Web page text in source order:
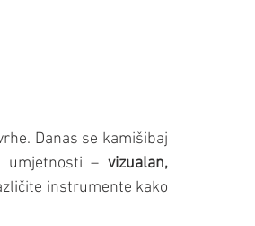
Danas se kamišibaj
umjetnosti – vizualan,
instrumente kako